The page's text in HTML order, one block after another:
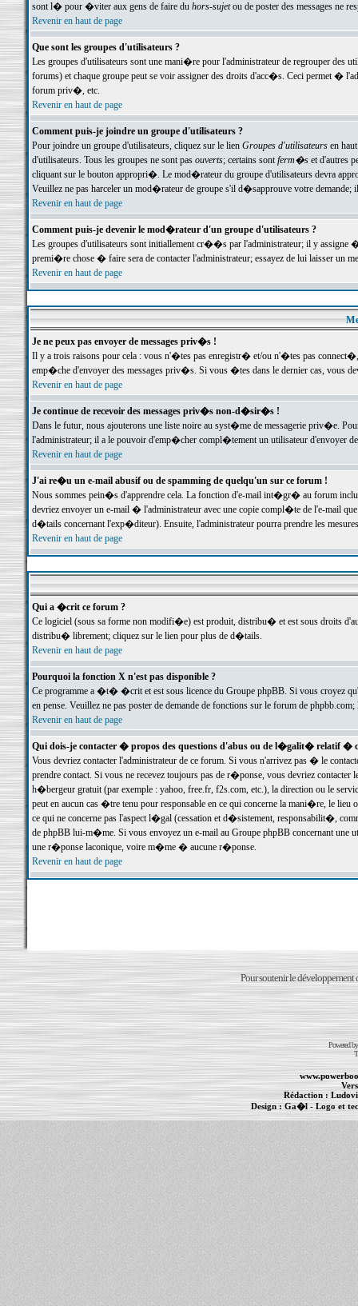
sont l� pour �viter aux gens de faire du hors-sujetou de poster des messages ne
Revenir en haut de page
Que sont les groupes d'utilisateurs ?
Les groupes d'utilisateurs sont une mani�re pour l'administrateur de regrouper des
forums) et chaque groupe peut se voir assigner des droits d'acc�s. Ceci permet
forum priv�, etc.
Revenir en haut de page
Comment puis-je joindre un groupe d'utilisateurs ?
Pour joindre un groupe d'utilisateurs, cliquez sur le lien Groupes d'utilisateursen haut
d'utilisateurs. Tous les groupes ne sont pas ouverts; certains sontferm�set d'autres
cliquant sur le bouton appropri�. Le mod�rateur du groupe d'utilisateurs devra
Veuillez ne pas harceler un mod�rateur de groupe s'il d�sapprouve votre demande;
Revenir en haut de page
Comment puis-je devenir le mod�rateur d'un groupe d'utilisateurs ?
Les groupes d'utilisateurs sont initiallement cr��s par l'administrateur; il y
premi�re chose � faire sera de contacter l'administrateur; essayez de lui laisser un
Revenir en haut de page
Je ne peux pas envoyer de messages priv�s !
Il y a trois raisons pour cela : vous n'�tes pas enregistr� et/ou n'�tes pas
emp�che d'envoyer des messages priv�s. Si vous �tes dans le dernier cas, vous
Revenir en haut de page
Je continue de recevoir des messages priv�s non-d�sir�s !
Dans le futur, nous ajouterons une liste noire au syst�me de messagerie priv�e.
l'administrateur; il a le pouvoir d'emp�cher compl�tement un utilisateur d'envoyer
Revenir en haut de page
J'ai re�u un e-mail abusif ou de spamming de quelqu'un sur ce forum !
Nous sommes pein�s d'apprendre cela. La fonction d'e-mail int�gr� au forum inclut
devriez envoyer un e-mail � l'administrateur avec une copie compl�te de l'e-mail
d�tails concernant l'exp�diteur). Ensuite, l'administrateur pourra prendre les
Revenir en haut de page
Qui a �crit ce forum ?
Ce logiciel (sous sa forme non modifi�e) est produit, distribu� et est sous droits
distribu� librement; cliquez sur le lien pour plus de d�tails.
Revenir en haut de page
Pourquoi la fonction X n'est pas disponible ?
Ce programme a �t� �crit et est sous licence du Groupe phpBB. Si vous croyez
en pense. Veuillez ne pas poster de demande de fonctions sur le forum de
Revenir en haut de page
Qui dois-je contacter � propos des questions d'abus ou de l�galit� relatif �
Vous devriez contacter l'administrateur de ce forum. Si vous n'arrivez pas � le
prendre contact. Si vous ne recevez toujours pas de r�ponse, vous devriez
h�bergeur gratuit (par exemple : yahoo, free.fr, f2s.com, etc.), la direction ou le
peut en aucun cas �tre tenu pour responsable en ce qui concerne la mani�re, le
ce qui ne concerne pas l'aspect l�gal (cessation et d�sistement, responsabilit�,
de phpBB lui-m�me. Si vous envoyez un e-mail au Groupe phpBB concernant une
une r�ponse laconique, voire m�me � aucune r�ponse.
Revenir en haut de page
Pour soutenir le développement
Powered
Rédaction :
Design :Ga�l- Logo et
Informations :